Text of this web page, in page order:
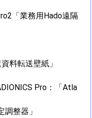
「業務用Hado遠隔
料転送壁紙」
Pro：「Atla
整器」